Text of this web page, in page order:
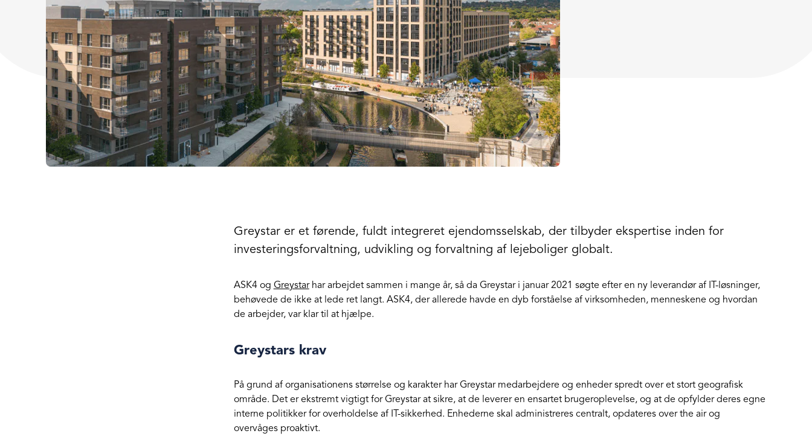
Greystar er et førende, fuldt integreret ejendomsselskab, der tilbyder ekspertise inden for
investeringsforvaltning, udvikling og forvaltning af lejeboliger globalt.
ASK4 og Greystarhar arbejdet sammen i mange år, så da Greystar i januar 2021 søgte efter en ny leverandør af IT-løsninger,
behøvede de ikke at lede ret langt. ASK4, der allerede havde en dyb forståelse af virksomheden, menneskene og hvordan
de arbejder, var klar til at hjælpe.
Greystars krav
På grund af organisationens størrelse og karakter har Greystar medarbejdere og enheder spredt over et stort geografisk
område. Det er ekstremt vigtigt for Greystar at sikre, at de leverer en ensartet brugeroplevelse, og at de opfylder deres egne
interne politikker for overholdelse af IT-sikkerhed. Enhederne skal administreres centralt, opdateres over the air og
overvåges proaktivt.